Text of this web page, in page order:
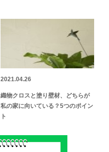
2021.04.26
織物クロスと塗り壁材、どちらが
私の家に向いている？5つのポイン
ト